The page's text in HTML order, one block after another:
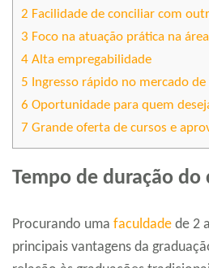
2 Facilidade de conciliar com
3 Foco na atuação prática na
4 Alta empregabilidade
5 Ingresso rápido no mercado
6 Oportunidade para quem
7 Grande oferta de cursos e
Tempo de duração do
Procurando uma faculdade de 2
principais vantagens da